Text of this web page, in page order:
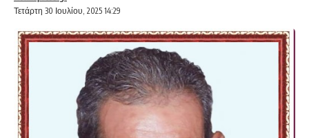
Τετάρτη 30 Ιουλίου, 2025 14:29